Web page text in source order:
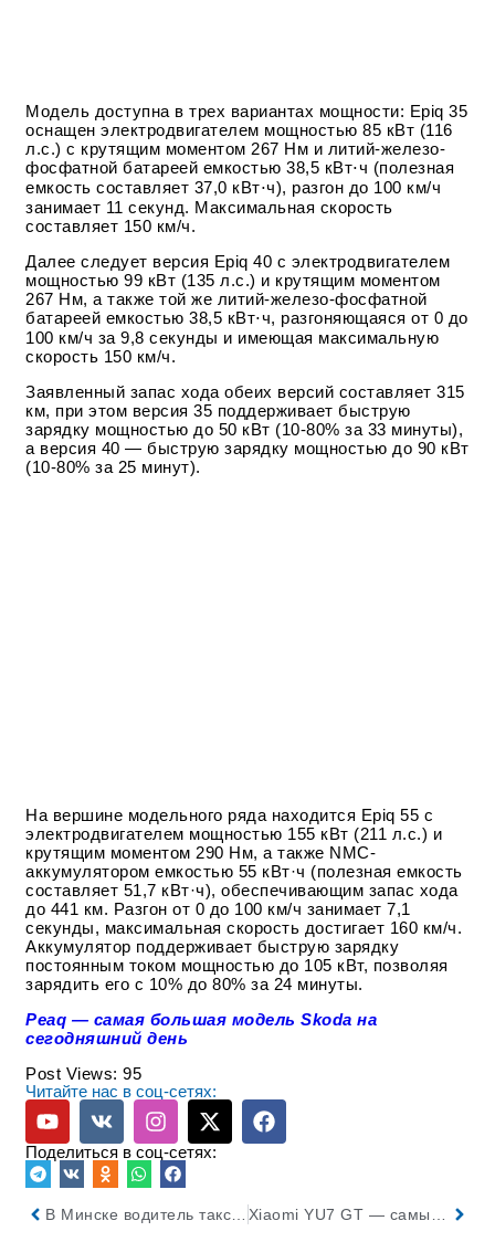
Модель доступна в трех вариантах мощности: Epiq 35
оснащен электродвигателем мощностью 85 кВт (116
л.с.) с крутящим моментом 267 Нм и литий-железо-
фосфатной батареей емкостью 38,5 кВт⋅ч (полезная
емкость составляет 37,0 кВт⋅ч), разгон до 100 км/ч
занимает 11 секунд. Максимальная скорость
составляет 150 км/ч.
Далее следует версия Epiq 40 с электродвигателем
мощностью 99 кВт (135 л.с.) и крутящим моментом
267 Нм, а также той же литий-железо-фосфатной
батареей емкостью 38,5 кВт⋅ч, разгоняющаяся от 0 до
100 км/ч за 9,8 секунды и имеющая максимальную
скорость 150 км/ч.
Заявленный запас хода обеих версий составляет 315
км, при этом версия 35 поддерживает быструю
зарядку мощностью до 50 кВт (10-80% за 33 минуты),
а версия 40 — быструю зарядку мощностью до 90 кВт
(10-80% за 25 минут).
На вершине модельного ряда находится Epiq 55 с
электродвигателем мощностью 155 кВт (211 л.с.) и
крутящим моментом 290 Нм, а также NMC-
аккумулятором емкостью 55 кВт·ч (полезная емкость
составляет 51,7 кВт·ч), обеспечивающим запас хода
до 441 км. Разгон от 0 до 100 км/ч занимает 7,1
секунды, максимальная скорость достигает 160 км/ч.
Аккумулятор поддерживает быструю зарядку
постоянным током мощностью до 105 кВт, позволяя
зарядить его с 10% до 80% за 24 минуты.
Peaq — самая большая модель Skoda на
сегодняшний день
Post Views: 95
Читайте нас в соц-сетях:
Поделиться в соц-сетях: